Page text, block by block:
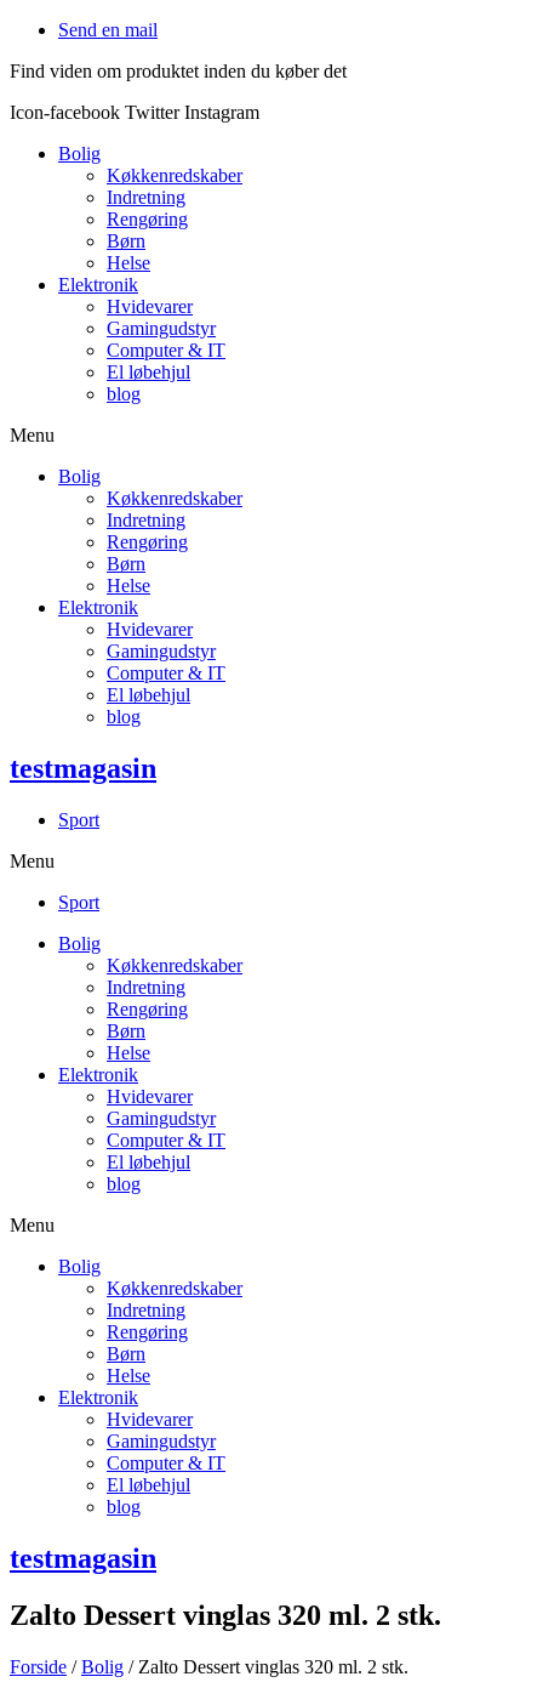
Videre
indhold
Send en mail
Find viden om produktet inden du køber det
Icon-facebook Twitter Instagram
Bolig
Køkkenredskaber
Indretning
Rengøring
Børn
Helse
Elektronik
Hvidevarer
Gamingudstyr
Computer & IT
El løbehjul
blog
Menu
Bolig
Køkkenredskaber
Indretning
Rengøring
Børn
Helse
Elektronik
Hvidevarer
Gamingudstyr
Computer & IT
El løbehjul
blog
testmagasin
Sport
Menu
Sport
Bolig
Køkkenredskaber
Indretning
Rengøring
Børn
Helse
Elektronik
Hvidevarer
Gamingudstyr
Computer & IT
El løbehjul
blog
Menu
Bolig
Køkkenredskaber
Indretning
Rengøring
Børn
Helse
Elektronik
Hvidevarer
Gamingudstyr
Computer & IT
El løbehjul
blog
testmagasin
Zalto Dessert vinglas 320 ml. 2 stk.
Forside /Bolig / Zalto Dessert vinglas 320 ml. 2 stk.